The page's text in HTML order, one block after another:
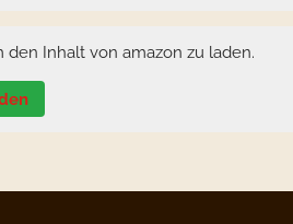
Inhalt von amazon zu laden.